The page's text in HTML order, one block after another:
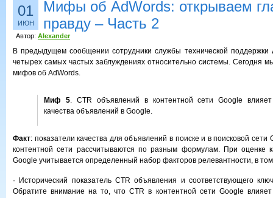
01
ИЮН
Мифы об AdWords: открываем
правду – Часть 2
Автор: Alexander
В предыдущем сообщении сотрудники службы технической поддержки
четырех самых частых заблуждениях относительно системы. Сегодня
мифов об AdWords.
Миф 5. CTR объявлений в контентной сети Google
качества объявлений в Google.
Факт: показатели качества для объявлений в поиске и в поисковой
контентной сети рассчитываются по разным формулам. При оценке
Google учитывается определенный набор факторов релевантности, в
· Исторический показатель CTR объявления и соответствующего
Обратите внимание на то, что CTR в контентной сети Google влияет